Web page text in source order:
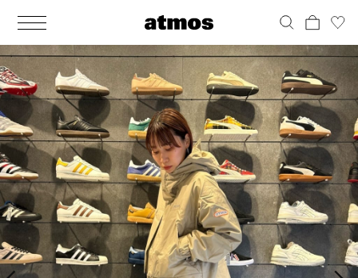
MEN
シューズ
ウェア
バッグ
アクセサリー
その他
シューズ
スニーカー
ブーツ
サンダル
その他
すべてのシューズ
ウェア
トップス
アウター
パンツ
ソックス
アンダーウェア
水着
バッグ
バックパック / リュック
ショルダー / メッセンジャーバッグ
トート / エコバッグ
クラッチ / セカンドバッグ
ウエストバッグ
その他
アクセサリー
ポーチ / ウォレット
帽子
グッズ / アクセサリー
その他
すべてのアクセサリー
その他
シューケア / グッズ
おもちゃ / フィギュア
その他
すべてのその他
WOMENS
シューズ
ウェア
バッグ
アクセサリー
その他
シューズ
スニーカー
ブーツ
サンダル / パンプス
その他
すべてのシューズ
ウェア
トップス
アウター
パンツ
ワンピース
スカート
ソックス
バッグ
バックパック / リュック
ショルダー / メッセンジャーバッグ
トート / エコバッグ
クラッチ / セカンドバッグ
ウエストバッグ
その他
アクセサリー
ポーチ / ウォレット
帽子
グッズ / アクセサリー
その他
すべてのアクセサリー
その他
シューケア / グッズ
おもちゃ / フィギュア
その他
すべてのその他